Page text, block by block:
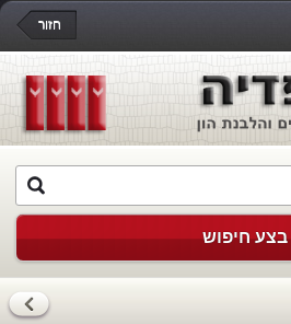
חזור
בצע חיפוש